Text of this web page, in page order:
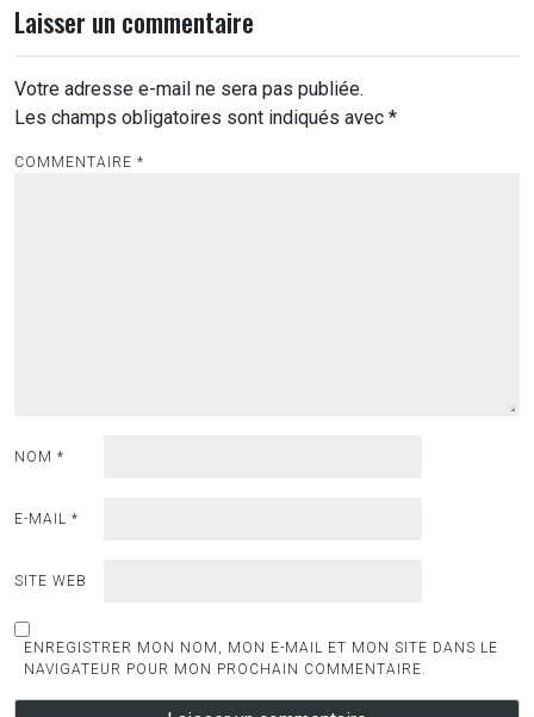
Laisser un commentaire
Votre adresse e-mail ne sera pas publiée.
Les champs obligatoires sont indiqués avec *
COMMENTAIRE *
NOM *
E-MAIL *
SITE WEB
ENREGISTRER MON NOM, MON E-MAIL ET MON SITE DANS LE
NAVIGATEUR POUR MON PROCHAIN COMMENTAIRE.